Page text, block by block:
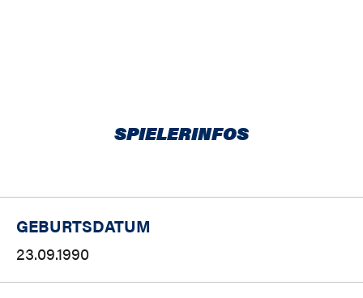
SPIELERINFOS
GEBURTSDATUM
23.09.1990